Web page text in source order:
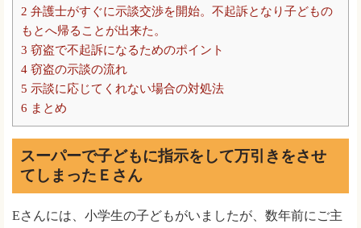
2 弁護士がすぐに示談交渉を開始。不起訴となり子どもの
もとへ帰ることが出来た。
3 窃盗で不起訴になるためのポイント
4 窃盗の示談の流れ
5 示談に応じてくれない場合の対処法
6 まとめ
スーパーで子どもに指示をして万引きをさせ
てしまったＥさん
Eさんには、小学生の子どもがいましたが、数年前にご主